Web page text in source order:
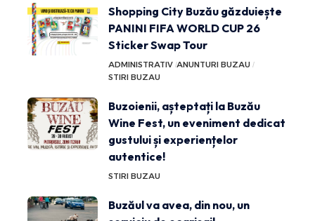
Shopping City Buzău găzduiește
PANINI FIFA WORLD CUP 26
Sticker Swap Tour
ADMINISTRATIV ANUNTURI BUZAU
STIRI BUZAU
Buzoienii, așteptați la Buzău
Wine Fest, un eveniment dedicat
gustului și experiențelor
autentice!
STIRI BUZAU
Buzăul va avea, din nou, un